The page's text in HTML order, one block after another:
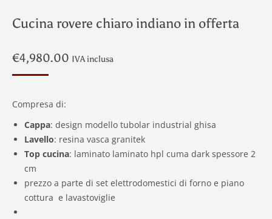
Cucina rovere chiaro indiano in offerta
€4,980.00 IVA inclusa
Compresa di:
Cappa: design modello tubolar industrial ghisa
Lavello: resina vasca granitek
Top cucina: laminato laminato hpl cuma dark spessore 2
cm
prezzo a parte di set elettrodomestici di forno e piano
cottura e lavastoviglie